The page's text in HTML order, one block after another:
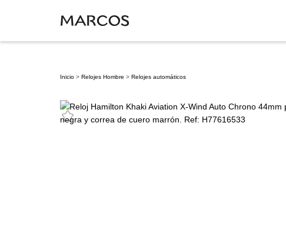
Inicio > Relojes Hombre > Relojes automáticos